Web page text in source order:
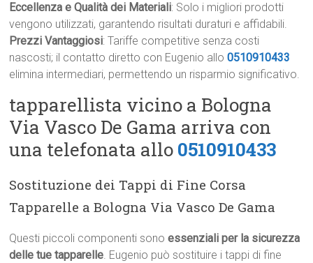
Eccellenza e Qualità dei Materiali: Solo i migliori prodotti
vengono utilizzati, garantendo risultati duraturi e affidabili.
Prezzi Vantaggiosi: Tariffe competitive senza costi
nascosti; il contatto diretto con Eugenio allo0510910433
elimina intermediari, permettendo un risparmio significativo.
tapparellista vicino a Bologna
Via Vasco De Gama arriva con
una telefonata allo 0510910433
Sostituzione dei Tappi di Fine Corsa
Tapparelle a Bologna Via Vasco De Gama
Questi piccoli componenti sonoessenziali per la sicurezza
delle tue tapparelle. Eugenio può sostituire i tappi di fine